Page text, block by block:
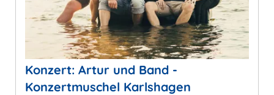
Konzert: Artur und Band -
Konzertmuschel Karlshagen